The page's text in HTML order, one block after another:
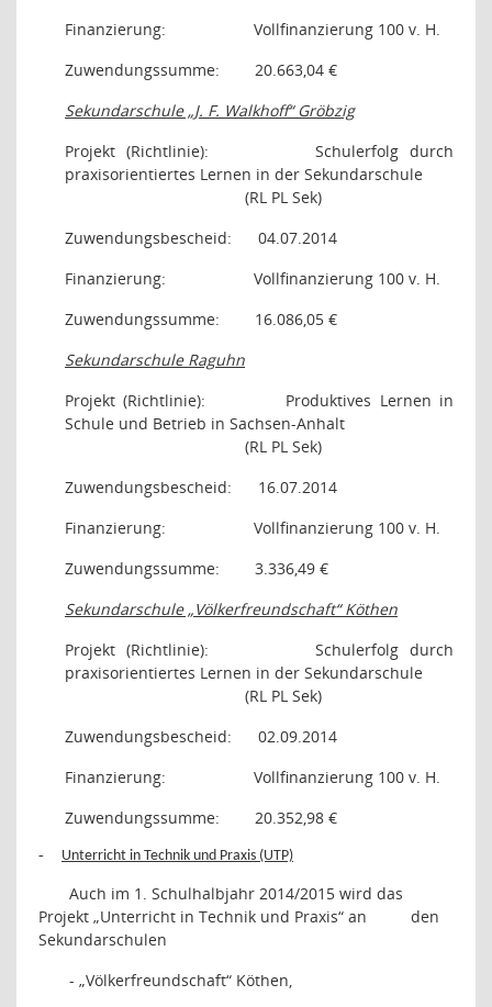
Finanzierung:
Vollfinanzierung 100 v. H.
Zuwendungssumme:
20.663,04 €
Sekundarschule „J. F. Walkhoff“ Gröbzig
Projekt (Richtlinie):
Schulerfolg durch
praxisorientiertes Lernen in der Sekundarschule
(RL PL Sek)
Zuwendungsbescheid:
04.07.2014
Finanzierung:
Vollfinanzierung 100 v. H.
Zuwendungssumme:
16.086,05 €
Sekundarschule Raguhn
Projekt (Richtlinie):
Produktives Lernen in
Schule und Betrieb in Sachsen-Anhalt
(RL PL Sek)
Zuwendungsbescheid:
16.07.2014
Finanzierung:
Vollfinanzierung 100 v. H.
Zuwendungssumme:
3.336,49 €
Sekundarschule „Völkerfreundschaft“ Köthen
Projekt (Richtlinie):
Schulerfolg durch
praxisorientiertes Lernen in der Sekundarschule
(RL PL Sek)
Zuwendungsbescheid:
02.09.2014
Finanzierung:
Vollfinanzierung 100 v. H.
Zuwendungssumme:
20.352,98 €
- Unterricht in Technik und Praxis (UTP)
Auch im 1. Schulhalbjahr 2014/2015 wird das
Projekt „Unterricht in Technik und Praxis“ an
den
Sekundarschulen
- „Völkerfreundschaft“ Köthen,